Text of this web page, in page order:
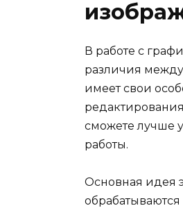
В работе с
различия
имеет свои
сможете лучше
работы.
Основная идея